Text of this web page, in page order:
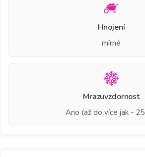
Hnojení
mírné
Mrazuvzdornost
Ano (až do více jak - 25